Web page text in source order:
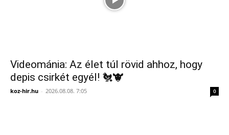
Videománia: Az élet túl rövid ahhoz, hogy
depis csirkét egyél! 🐔🐮
koz-hir.hu - 2026.08.08. 7:05 0